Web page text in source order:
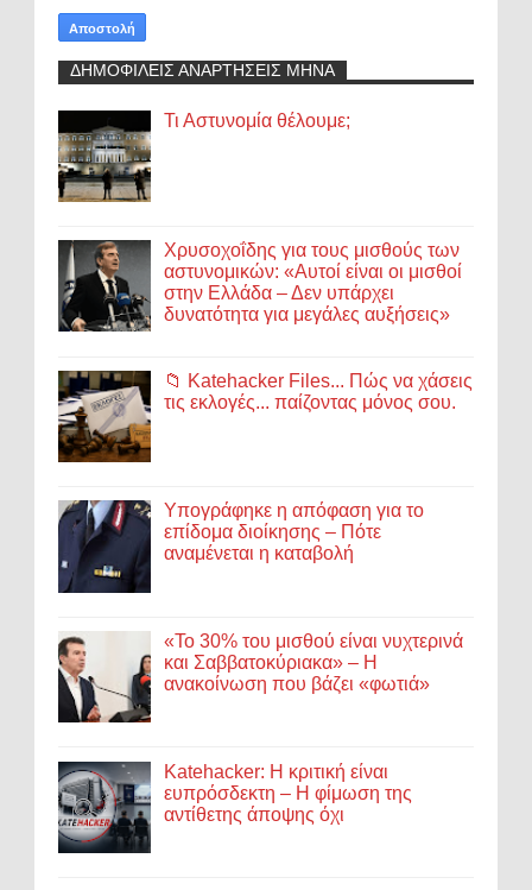
ΔΗΜΟΦΙΛΕΙΣ ΑΝΑΡΤΗΣΕΙΣ ΜΗΝΑ
Τι Αστυνομία θέλουμε;
Χρυσοχοΐδης για τους μισθούς των
αστυνομικών: «Αυτοί είναι οι μισθοί
στην Ελλάδα – Δεν υπάρχει
δυνατότητα για μεγάλες αυξήσεις»
📁 Katehacker Files... Πώς να χάσεις
τις εκλογές... παίζοντας μόνος σου.
Υπογράφηκε η απόφαση για το
επίδομα διοίκησης – Πότε
αναμένεται η καταβολή
«Το 30% του μισθού είναι νυχτερινά
και Σαββατοκύριακα» – Η
ανακοίνωση που βάζει «φωτιά»
Katehacker: Η κριτική είναι
ευπρόσδεκτη – Η φίμωση της
αντίθετης άποψης όχι